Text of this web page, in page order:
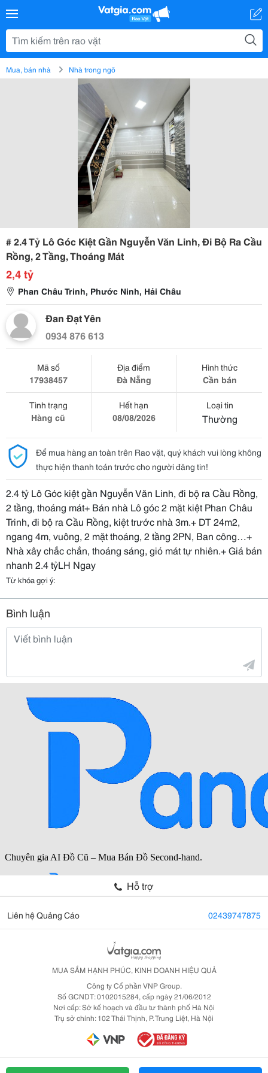
Mua, bán nhà Nhà trong ngõ
# 2.4 Tỷ Lô Góc Kiệt Gần Nguyễn Văn Linh, Đi Bộ Ra Cầu
Rồng, 2 Tầng, Thoáng Mát
2,4 tỷ
Phan Châu Trinh, Phước Ninh, Hải Châu
Đan Đạt Yên
0934 876 613
Mã số
17938457
Địa điểm
Đà Nẵng
Hình thức
Cần bán
Tình trạng
Hàng cũ
Hết hạn
08/08/2026
Loại tin
Thường
Để mua hàng an toàn trên Rao vặt, quý khách vui lòng không
thực hiện thanh toán trước cho người đăng tin!
2.4 tỷ Lô Góc kiệt gần Nguyễn Văn Linh, đi bộ ra Cầu Rồng,
2 tầng, thoáng mát+ Bán nhà Lô góc 2 mặt kiệt Phan Châu
Trinh, đi bộ ra Cầu Rồng, kiệt trước nhà 3m.+ DT 24m2,
ngang 4m, vuông, 2 mặt thoáng, 2 tầng 2PN, Ban công…+
Nhà xây chắc chắn, thoáng sáng, gió mát tự nhiên.+ Giá bán
nhanh 2.4 tỷLH Ngay
Từ khóa gợi ý:
Bình luận
Hỗ trợ
Liên hệ Quảng Cáo 02439747875
MUA SẮM HẠNH PHÚC, KINH DOANH HIỆU QUẢ
Công ty Cổ phần VNP Group.
Số GCNDT: 0102015284, cấp ngày 21/06/2012
Nơi cấp: Sở kế hoạch và đầu tư thành phố Hà Nội
Trụ sở chính: 102 Thái Thịnh, P. Trung Liệt, Hà Nội